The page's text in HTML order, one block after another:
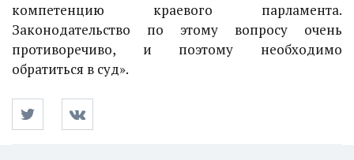
компетенцию краевого парламента.
Законодательство по этому вопросу очень
противоречиво, и поэтому необходимо
обратиться в суд».